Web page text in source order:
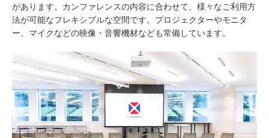
があります。カンファレンスの内容に合わせて、様々なご利用方
法が可能なフレキシブルな空間です。プロジェクターやモニタ
ー、マイクなどの映像・音響機材なども常備しています。